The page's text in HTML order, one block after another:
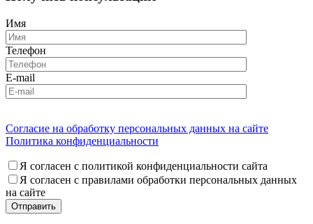
Имя
Телефон
E-mail
Согласие на обработку персональных данных на сайте
Политика конфиденциальности
Я согласен с политикой конфиденциальности сайта
Я согласен с правилами обработки персональных данных
на сайте